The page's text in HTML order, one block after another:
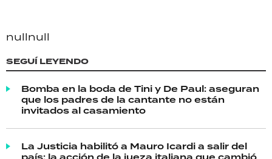
nullnull
SEGUÍ LEYENDO
Bomba en la boda de Tini y De Paul: aseguran
que los padres de la cantante no están
invitados al casamiento
La Justicia habilitó a Mauro Icardi a salir del